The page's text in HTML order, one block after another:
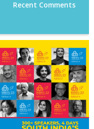
Recent Comments